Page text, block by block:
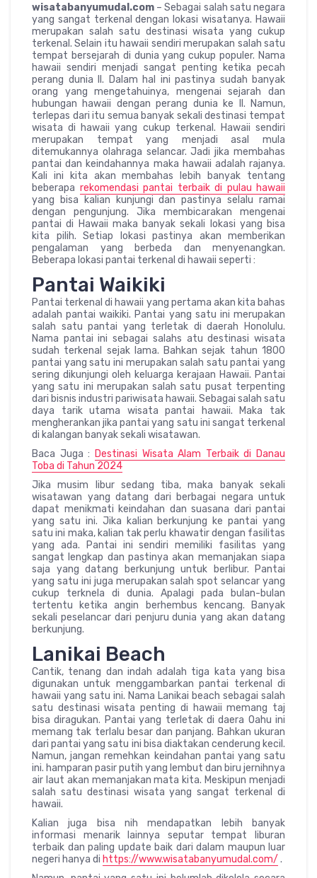
wisatabanyumudal.com – Sebagai salah satu negara
yang sangat terkenal dengan lokasi wisatanya. Hawaii
merupakan salah satu destinasi wisata yang cukup
terkenal. Selain itu hawaii sendiri merupakan salah satu
tempat bersejarah di dunia yang cukup populer. Nama
hawaii sendiri menjadi sangat penting ketika pecah
perang dunia II. Dalam hal ini pastinya sudah banyak
orang yang mengetahuinya, mengenai sejarah dan
hubungan hawaii dengan perang dunia ke II. Namun,
terlepas dari itu semua banyak sekali destinasi tempat
wisata di hawaii yang cukup terkenal. Hawaii sendiri
merupakan tempat yang menjadi asal mula
ditemukannya olahraga selancar. Jadi jika membahas
pantai dan keindahannya maka hawaii adalah rajanya.
Kali ini kita akan membahas lebih banyak tentang
beberapa rekomendasi pantai terbaik di pulau hawaii
yang bisa kalian kunjungi dan pastinya selalu ramai
dengan pengunjung. Jika membicarakan mengenai
pantai di Hawaii maka banyak sekali lokasi yang bisa
kita pilih. Setiap lokasi pastinya akan memberikan
pengalaman yang berbeda dan menyenangkan.
Beberapa lokasi pantai terkenal di hawaii seperti :
Pantai Waikiki
Pantai terkenal di hawaii yang pertama akan kita bahas
adalah pantai waikiki. Pantai yang satu ini merupakan
salah satu pantai yang terletak di daerah Honolulu.
Nama pantai ini sebagai salahs atu destinasi wisata
sudah terkenal sejak lama. Bahkan sejak tahun 1800
pantai yang satu ini merupakan salah satu pantai yang
sering dikunjungi oleh keluarga kerajaan Hawaii. Pantai
yang satu ini merupakan salah satu pusat terpenting
dari bisnis industri pariwisata hawaii. Sebagai salah satu
daya tarik utama wisata pantai hawaii. Maka tak
mengherankan jika pantai yang satu ini sangat terkenal
di kalangan banyak sekali wisatawan.
Baca Juga : Destinasi Wisata Alam Terbaik di Danau
Toba di Tahun 2024
Jika musim libur sedang tiba, maka banyak sekali
wisatawan yang datang dari berbagai negara untuk
dapat menikmati keindahan dan suasana dari pantai
yang satu ini. Jika kalian berkunjung ke pantai yang
satu ini maka, kalian tak perlu khawatir dengan fasilitas
yang ada. Pantai ini sendiri memiliki fasilitas yang
sangat lengkap dan pastinya akan memanjakan siapa
saja yang datang berkunjung untuk berlibur. Pantai
yang satu ini juga merupakan salah spot selancar yang
cukup terknela di dunia. Apalagi pada bulan-bulan
tertentu ketika angin berhembus kencang. Banyak
sekali peselancar dari penjuru dunia yang akan datang
berkunjung.
Lanikai Beach
Cantik, tenang dan indah adalah tiga kata yang bisa
digunakan untuk menggambarkan pantai terkenal di
hawaii yang satu ini. Nama Lanikai beach sebagai salah
satu destinasi wisata penting di hawaii memang taj
bisa diragukan. Pantai yang terletak di daera Oahu ini
memang tak terlalu besar dan panjang. Bahkan ukuran
dari pantai yang satu ini bisa diaktakan cenderung kecil.
Namun, jangan remehkan keindahan pantai yang satu
ini. hamparan pasir putih yang lembut dan biru jernihnya
air laut akan memanjakan mata kita. Meskipun menjadi
salah satu destinasi wisata yang sangat terkenal di
hawaii.
Kalian juga bisa nih mendapatkan lebih banyak
informasi menarik lainnya seputar tempat liburan
terbaik dan paling update baik dari dalam maupun luar
negeri hanya di https://www.wisatabanyumudal.com/ .